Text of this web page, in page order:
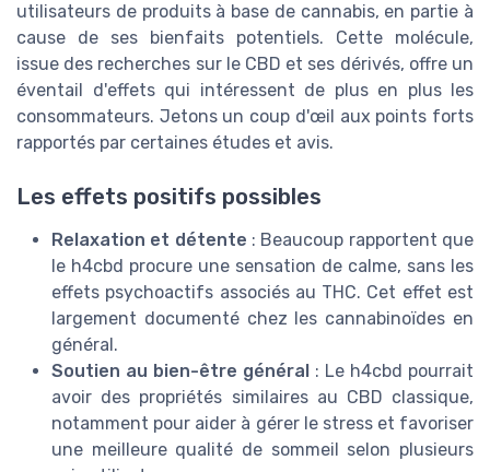
utilisateurs de produits à base de cannabis, en partie à
cause de ses bienfaits potentiels. Cette molécule,
issue des recherches sur le CBD et ses dérivés, offre un
éventail d'effets qui intéressent de plus en plus les
consommateurs. Jetons un coup d'œil aux points forts
rapportés par certaines études et avis.
Les effets positifs possibles
Relaxation et détente : Beaucoup rapportent que
le h4cbd procure une sensation de calme, sans les
effets psychoactifs associés au THC. Cet effet est
largement documenté chez les cannabinoïdes en
général.
Soutien au bien-être général : Le h4cbd pourrait
avoir des propriétés similaires au CBD classique,
notamment pour aider à gérer le stress et favoriser
une meilleure qualité de sommeil selon plusieurs